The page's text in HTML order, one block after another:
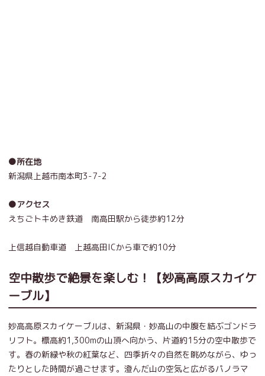
●所在地
新潟県上越市南本町3-7-2
●アクセス
えちごトキめき鉄道 南高田駅から徒歩約12分
上信越自動車道 上越高田ICから車で約10分
空中散歩で絶景を楽しむ！【妙高高原スカイケ
ーブル】
妙高高原スカイケーブルは、新潟県・妙高山の中腹を結ぶゴンドラ
リフト。標高約1,300mの山頂へ向かう、片道約15分の空中散歩で
す。春の新緑や秋の紅葉など、四季折々の自然を眺めながら、ゆっ
たりとした時間が過ごせます。澄んだ山の空気と広がるパノラマ